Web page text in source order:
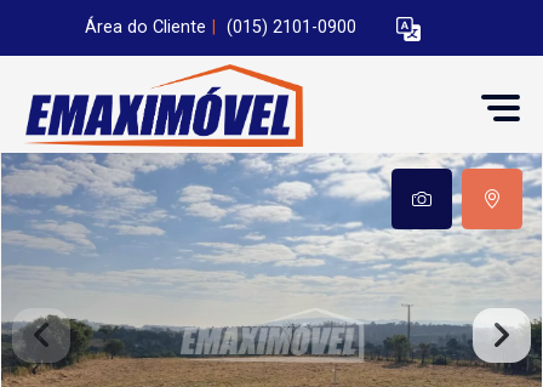
Área do Cliente (015) 2101-0900